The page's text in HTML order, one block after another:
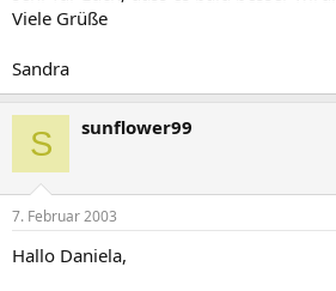
Viele Grüße
Sandra
S sunflower99
7. Februar 2003
Hallo Daniela,